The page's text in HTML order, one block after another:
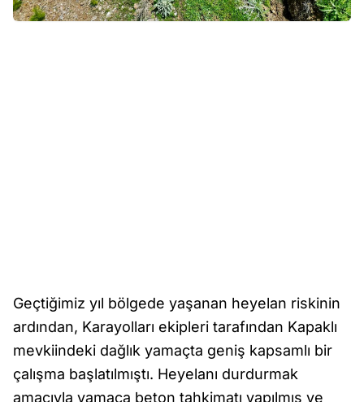
Geçtiğimiz yıl bölgede yaşanan heyelan riskinin
ardından, Karayolları ekipleri tarafından Kapaklı
mevkiindeki dağlık yamaçta geniş kapsamlı bir
çalışma başlatılmıştı. Heyelanı durdurmak
amacıyla yamaca beton tahkimatı yapılmış ve